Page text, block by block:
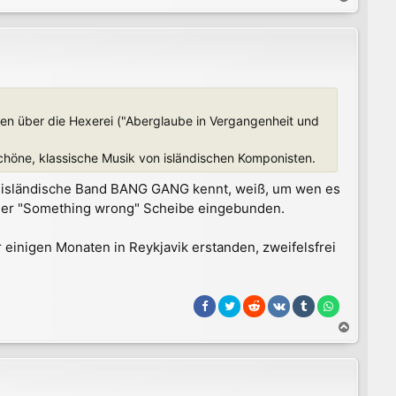
a
c
über die Hexerei ("Aberglaube in Vergangenheit und
klassische Musik von isländischen Komponisten.
Band BANG GANG kennt, weiß, um wen es
"Something wrong" Scheibe eingebunden.
Monaten in Reykjavik erstanden, zweifelsfrei
a
c